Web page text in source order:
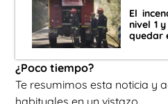
El
nivel 1
quedar
¿Poco tiempo?
Te resumimos esta noticia y
habituales en un vistazo.